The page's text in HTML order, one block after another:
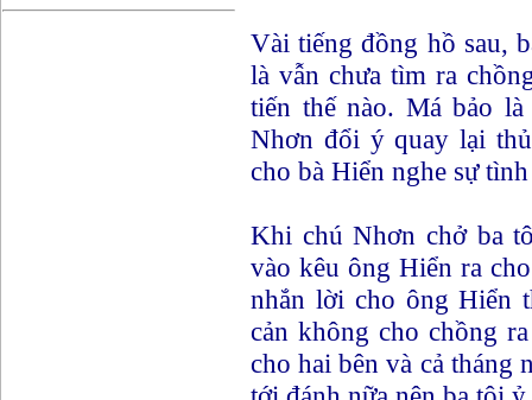
Vài tiếng đồng hồ sau,
là vẫn chưa tìm ra
tiến thế nào. Má bảo
Nhơn đổi ý quay lại
cho bà Hiển nghe sự
Khi chú Nhơn chở ba
vào kêu ông Hiển ra
nhắn lời cho ông Hiển
cản không cho chồng
cho hai bên và cả tháng